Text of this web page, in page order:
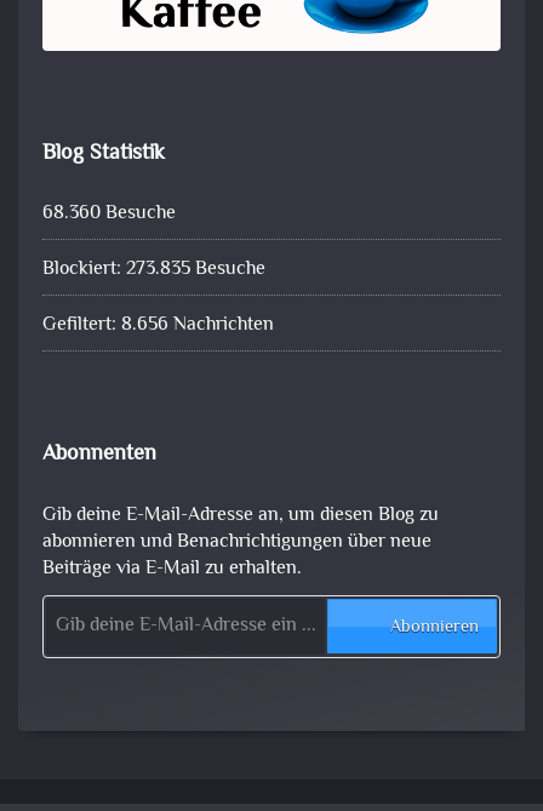
Blog Statistik
68.360 Besuche
Blockiert: 273.835 Besuche
Gefiltert: 8.656 Nachrichten
Abonnenten
Gib deine E-Mail-Adresse an, um diesen Blog zu
abonnieren und Benachrichtigungen über neue
Beiträge via E-Mail zu erhalten.
Gib deine E-Mail-Adresse ein ...
Abonnieren